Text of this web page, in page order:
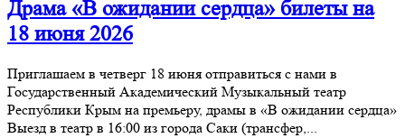
Драма «В ожидании сердца» билеты на
18 июня 2026
Приглашаем в четверг 18 июня отправиться с нами в
Государственный Академический Музыкальный театр
Республики Крым на премьеру, драмы в «В ожидании сердца»
Выезд в театр в 16:00 из города Саки (трансфер,...